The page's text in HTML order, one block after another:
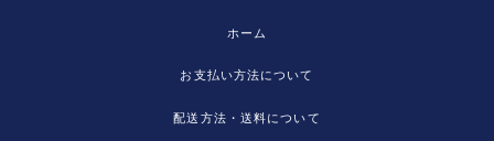
ホーム
お支払い方法について
配送方法・送料について